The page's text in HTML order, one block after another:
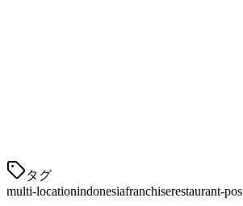
タグ
multi-locationindonesiafranchiserestaurant-pos